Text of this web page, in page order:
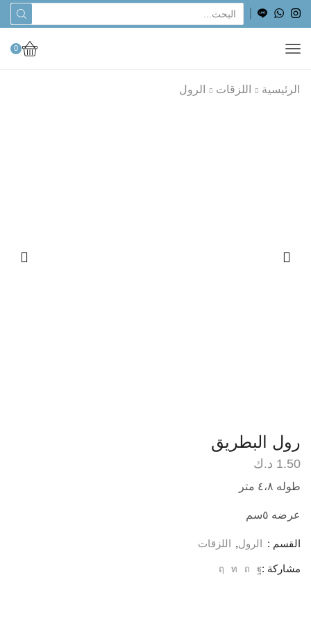
0
الرئيسية اللزقات الرول
رول البطريق
1.50 د.ك
طوله ٤،٨ متر
عرضه ٥سم
القسم : الرول, اللزقات
مشاركة :